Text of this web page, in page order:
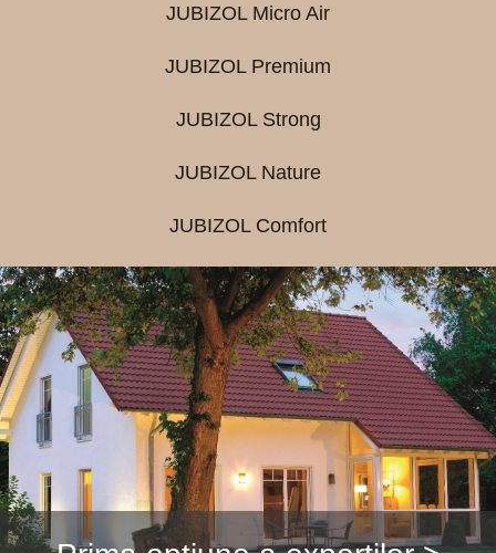
JUBIZOL Micro Air
JUBIZOL Premium
JUBIZOL Strong
JUBIZOL Nature
JUBIZOL Comfort